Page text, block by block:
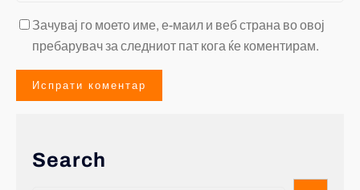
Зачувај го моето име, е-маил и веб страна во овој
пребарувач за следниот пат кога ќе коментирам.
Search